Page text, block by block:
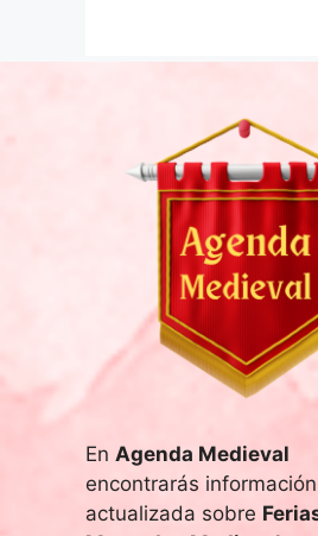
En Agenda Medieval
encontrarás información
actualizada sobre